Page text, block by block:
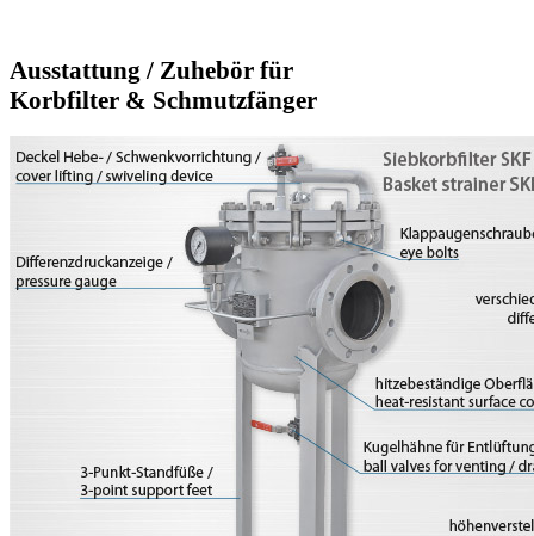
Ausstattung / Zuhebör für
Korbfilter & Schmutzfänger